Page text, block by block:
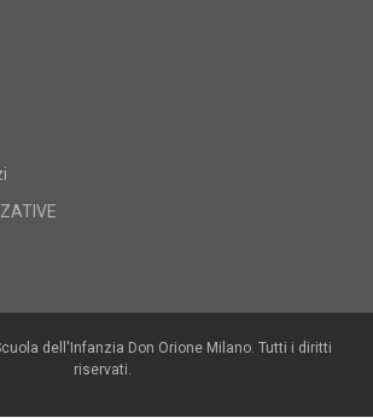
dell'Infanzia Don Orione Milano. Tutti i diritti
riservati.